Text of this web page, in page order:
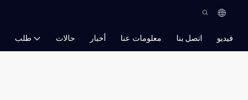
طلب حالات أخبار معلومات عنا اتصل بنا فيديو